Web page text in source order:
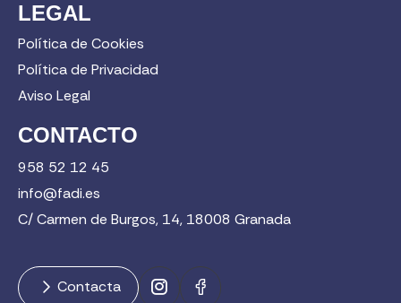
LEGAL
Política de Cookies
Política de Privacidad
Aviso Legal
CONTACTO
958 52 12 45
info@fadi.es
C/ Carmen de Burgos, 14, 18008 Granada
Contacta